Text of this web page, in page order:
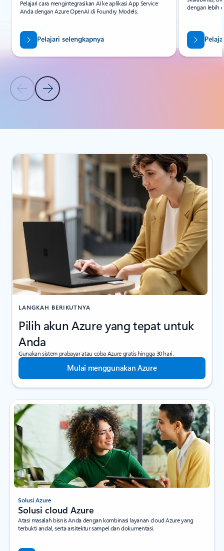
Slide Sebelumnya
Slide Berikutnya
Pelajari cara mengintegrasikan AI ke aplikasi App Service
Anda dengan Azure OpenAI di Foundry Models.
Pelajari selengkapnya
dengan lebih
Kembali ke bagian Sumber Daya
LANGKAH BERIKUTNYA
Pilih akun Azure yang tepat untuk
Anda
Gunakan sistem prabayar atau coba Azure gratis hingga 30 hari.
Mulai menggunakan Azure
Solusi Azure
Solusi cloud Azure
Atasi masalah bisnis Anda dengan kombinasi layanan cloud Azure yang
terbukti andal, serta arsitektur sampel dan dokumentasi.